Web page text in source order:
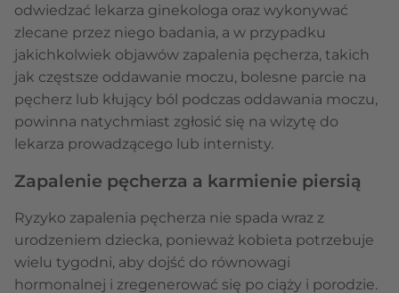
odwiedzać lekarza ginekologa oraz wykonywać
zlecane przez niego badania, a w przypadku
jakichkolwiek objawów zapalenia pęcherza, takich
jak częstsze oddawanie moczu, bolesne parcie na
pęcherz lub kłujący ból podczas oddawania moczu,
powinna natychmiast zgłosić się na wizytę do
lekarza prowadzącego lub internisty.
Zapalenie pęcherza a karmienie piersią
Ryzyko zapalenia pęcherza nie spada wraz z
urodzeniem dziecka, ponieważ kobieta potrzebuje
wielu tygodni, aby dojść do równowagi
hormonalnej i zregenerować się po ciąży i porodzie.